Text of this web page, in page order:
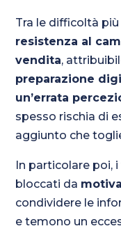
Tra le difficoltà
resistenza al
vendita,
preparazione
un’errata
spesso rischia di
aggiunto che
In particolare poi,
bloccati da
condividere le
e temono un